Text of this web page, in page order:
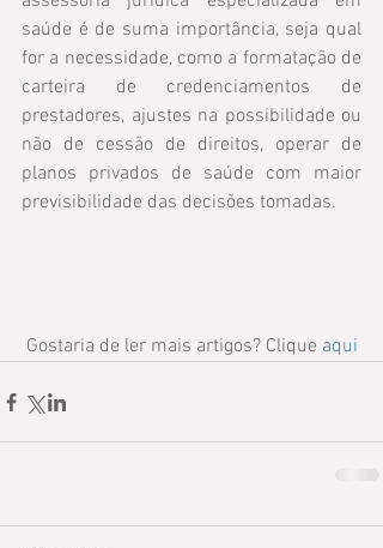
saúde é de suma importância, seja qual
for a necessidade, como a formatação de
carteira de credenciamentos de
prestadores, ajustes na possibilidade ou
não de cessão de direitos, operar de
planos privados de saúde com maior
previsibilidade das decisões tomadas.
Gostaria de ler mais artigos? Clique aqui